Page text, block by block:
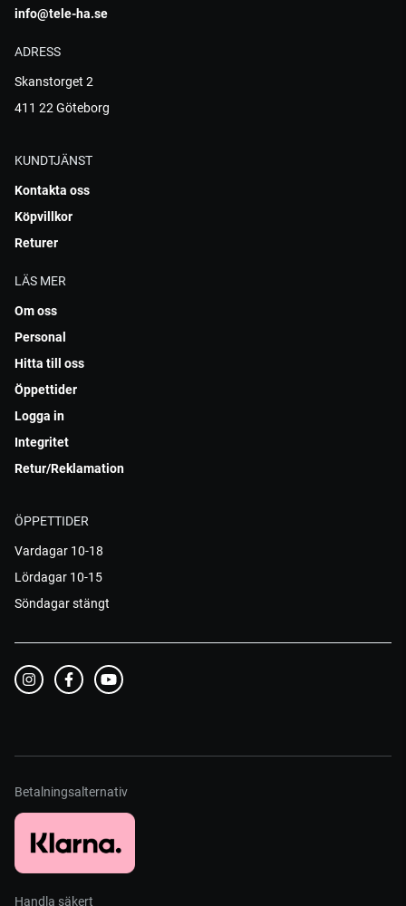
info@tele-ha.se
ADRESS
Skanstorget 2
411 22 Göteborg
KUNDTJÄNST
Kontakta oss
Köpvillkor
Returer
LÄS MER
Om oss
Personal
Hitta till oss
Öppettider
Logga in
Integritet
Retur/Reklamation
ÖPPETTIDER
Vardagar 10-18
Lördagar 10-15
Söndagar stängt
Betalningsalternativ
Handla säkert